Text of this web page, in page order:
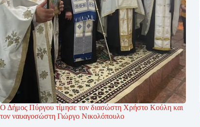
Ο Δήμος Πύργου τίμησε τον διασώστη Χρήστο Κούλη και
τον ναυαγοσώστη Γιώργο Νικολόπουλο